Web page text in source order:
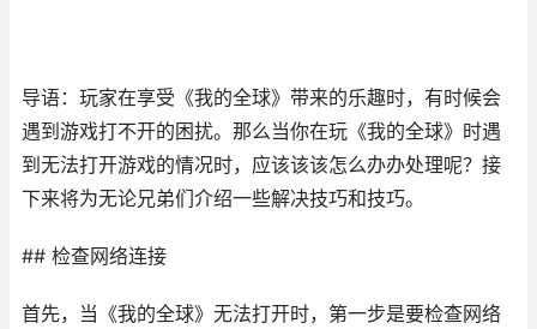
导语：玩家在享受《我的全球》带来的乐趣时，有时候会
遇到游戏打不开的困扰。那么当你在玩《我的全球》时遇
到无法打开游戏的情况时，应该该该怎么办办处理呢？接
下来将为无论兄弟们介绍一些解决技巧和技巧。
## 检查网络连接
首先，当《我的全球》无法打开时，第一步是要检查网络